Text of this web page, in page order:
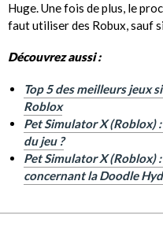
Huge. Une fois de plus, le
faut utiliser des Robux, sauf
Découvrez aussi :
Top 5 des meilleurs jeux
Roblox
Pet Simulator X (Roblox)
du jeu ?
Pet Simulator X (Roblox)
concernant la Doodle